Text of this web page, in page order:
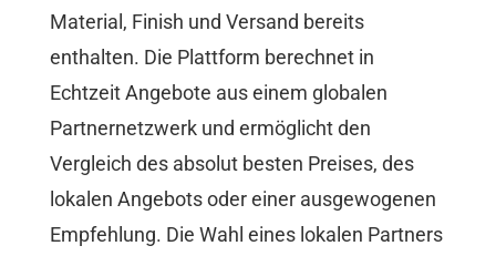
Material, Finish und Versand bereits
enthalten. Die Plattform berechnet in
Echtzeit Angebote aus einem globalen
Partnernetzwerk und ermöglicht den
Vergleich des absolut besten Preises, des
lokalen Angebots oder einer ausgewogenen
Empfehlung. Die Wahl eines lokalen Partners